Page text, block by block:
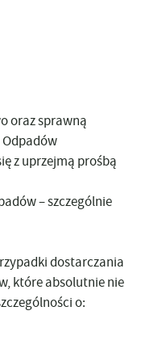
oraz sprawną
Odpadów
z uprzejmą prośbą
– szczególnie
dostarczania
które absolutnie nie
o: